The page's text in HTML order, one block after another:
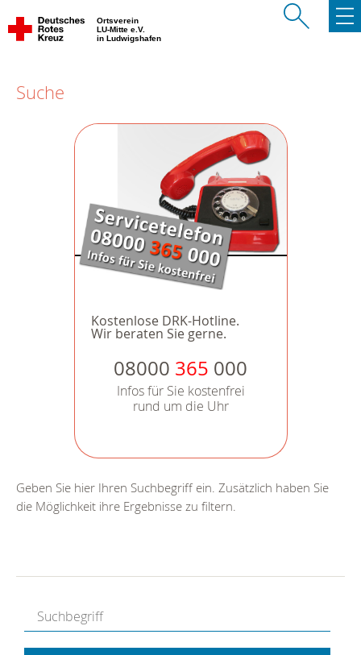
Ortsverein
LU-Mitte e.V.
in Ludwigshafen
Suche
Kostenlose DRK-Hotline.
Wir beraten Sie gerne.
08000 365 000
Infos für Sie kostenfrei
rund um die Uhr
Geben Sie hier Ihren Suchbegriff ein. Zusätzlich haben Sie
die Möglichkeit ihre Ergebnisse zu filtern.